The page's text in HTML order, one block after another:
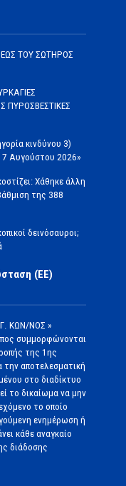
ΤΟΥ ΣΩΤΗΡΟΣ
ΠΥΡΟΣΒΕΣΤΙΚΕΣ
κινδύνου 3)
Αυγούστου 2026»
Χάθηκε άλλη
της 388
δεινόσαυροι;
(ΕΕ)
ΚΩΝ/ΝΟΣ »
συμμορφώνονται
της 1ης
αποτελεσματική
στο διαδίκτυο
το δικαίωμα να μην
το οποίο
ενημέρωση ή
κάθε αναγκαίο
διάδοσης